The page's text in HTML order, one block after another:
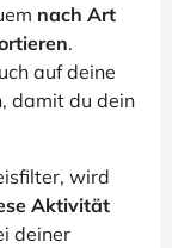
nach Art
.
auf deine
damit du dein
wird
Aktivität
deiner